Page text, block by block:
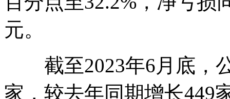
元。
截至2023年6月底，公
家，较去年同期增长449